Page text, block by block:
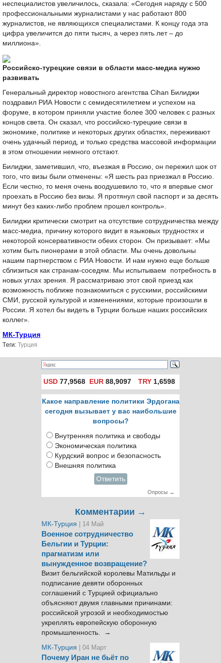
неспециалистов увеличилось, сказала: «Сегодня наряду с 500
профессиональными журналистами у нас работают 800
журналистов, не являющихся специалистами. К концу года эта
цифра увеличится до пяти тысяч, а через пять лет – до
миллиона».
Российско-турецкие связи в области масс-медиа нужно
развивать
Генеральный директор новостного агентства Cihan Билиджи
поздравил РИА Новости с семидесятилетием и успехом на
форуме, в котором приняли участие более 300 человек с разных
концов света. Он сказал, что российско-турецкие связи в
экономике, политике и некоторых других областях, переживают
очень удачный период, и только средства массовой информации
в этом отношении немного отстают.
Билиджи, заметившил, что, въезжая в Россию, он пережил шок от
того, что визы были отменены: «Я шесть раз приезжал в Россию.
Если честно, то меня очень воодушевило то, что я впервые смог
проехать в Россию без визы. Я протянул свой паспорт и за десять
минут без каких-либо проблем прошел контроль».
Билиджи критически смотрит на отсутствие сотрудничества между
масс-медиа, причину которого видит в языковых трудностях и
некоторой консервативности обеих сторон. Он призывает: «Мы
хотим быть пионерами в этой области. Мы очень довольны
нашим партнерством с РИА Новости. И нам нужно еще больше
сблизиться как странам-соседям. Мы испытываем потребность в
новых углах зрения. Я рассматриваю этот свой приезд как
возможность поближе познакомиться с русскими, российскими
СМИ, русской культурой и изменениями, которые произошли в
России. Я хотел бы видеть в Турции больше наших российских
коллег».
МК-Турция
Tеги: Турция
USD 77,9568 EUR 88,9097 TRY1,6598
Какое направление политики Эрдогана
сегодня вызывает у вас наибольшие
вопросы?
Внутренняя политика и свободы
Экономическая политика
Курдский вопрос и безопасность
Внешняя политика
Ответить
Опросы →
Комментарии →
МК-Турция | 14 Май
Военное сотрудничество
Бельгии и Турции:
прагматизм или
вынужденное возвращение?
Визит бельгийской королевы Матильды и
подписание девяти оборонных
соглашений с Турцией официально
объясняют двумя главными причинами:
российской угрозой и необходимостью
укреплять европейскую оборонную
промышленность. →
МК-Турция
| 04 Март
Почему Иран не бьёт по